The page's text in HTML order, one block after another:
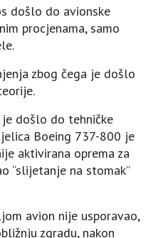
došlo do avionske
procjenama, samo
zbog čega je došlo
došlo do tehničke
Boeing 737-800 je
aktivirana oprema za
“slijetanje na stomak”
avion nije usporavao,
zgradu, nakon